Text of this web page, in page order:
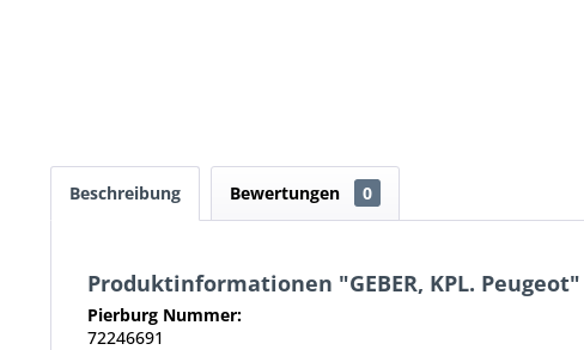
Beschreibung Bewertungen 0
Produktinformationen "GEBER, KPL. Peugeot"
Pierburg Nummer:
72246691